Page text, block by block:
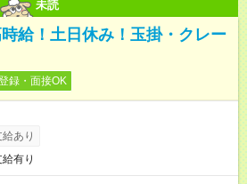
未読
給！土日休み！玉掛・クレー
録・面接OK
あり
有り